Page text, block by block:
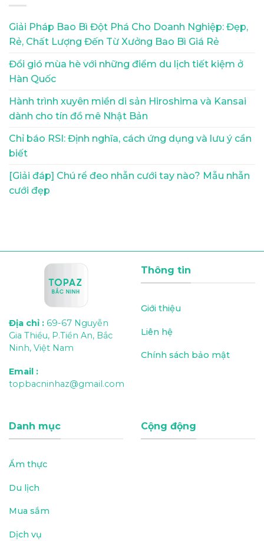
Giải Pháp Bao Bì Đột Phá Cho Doanh Nghiệp: Đẹp,
Rẻ, Chất Lượng Đến Từ Xưởng Bao Bì Giá Rẻ
Đổi gió mùa hè với những điểm du lịch tiết kiệm ở
Hàn Quốc
Hành trình xuyên miền di sản Hiroshima và Kansai
dành cho tín đồ mê Nhật Bản
Chỉ báo RSI: Định nghĩa, cách ứng dụng và lưu ý cần
biết
[Giải đáp] Chú rể đeo nhẫn cưới tay nào? Mẫu nhẫn
cưới đẹp
Địa chỉ : 69-67 Nguyễn
Gia Thiều, P.Tiền An, Bắc
Ninh, Việt Nam
Email :
topbacninhaz@gmail.com
Thông tin
Giới thiệu
Liên hệ
Chính sách bảo mật
Danh mục
Ẩm thực
Du lịch
Mua sắm
Dịch vụ
Cộng động